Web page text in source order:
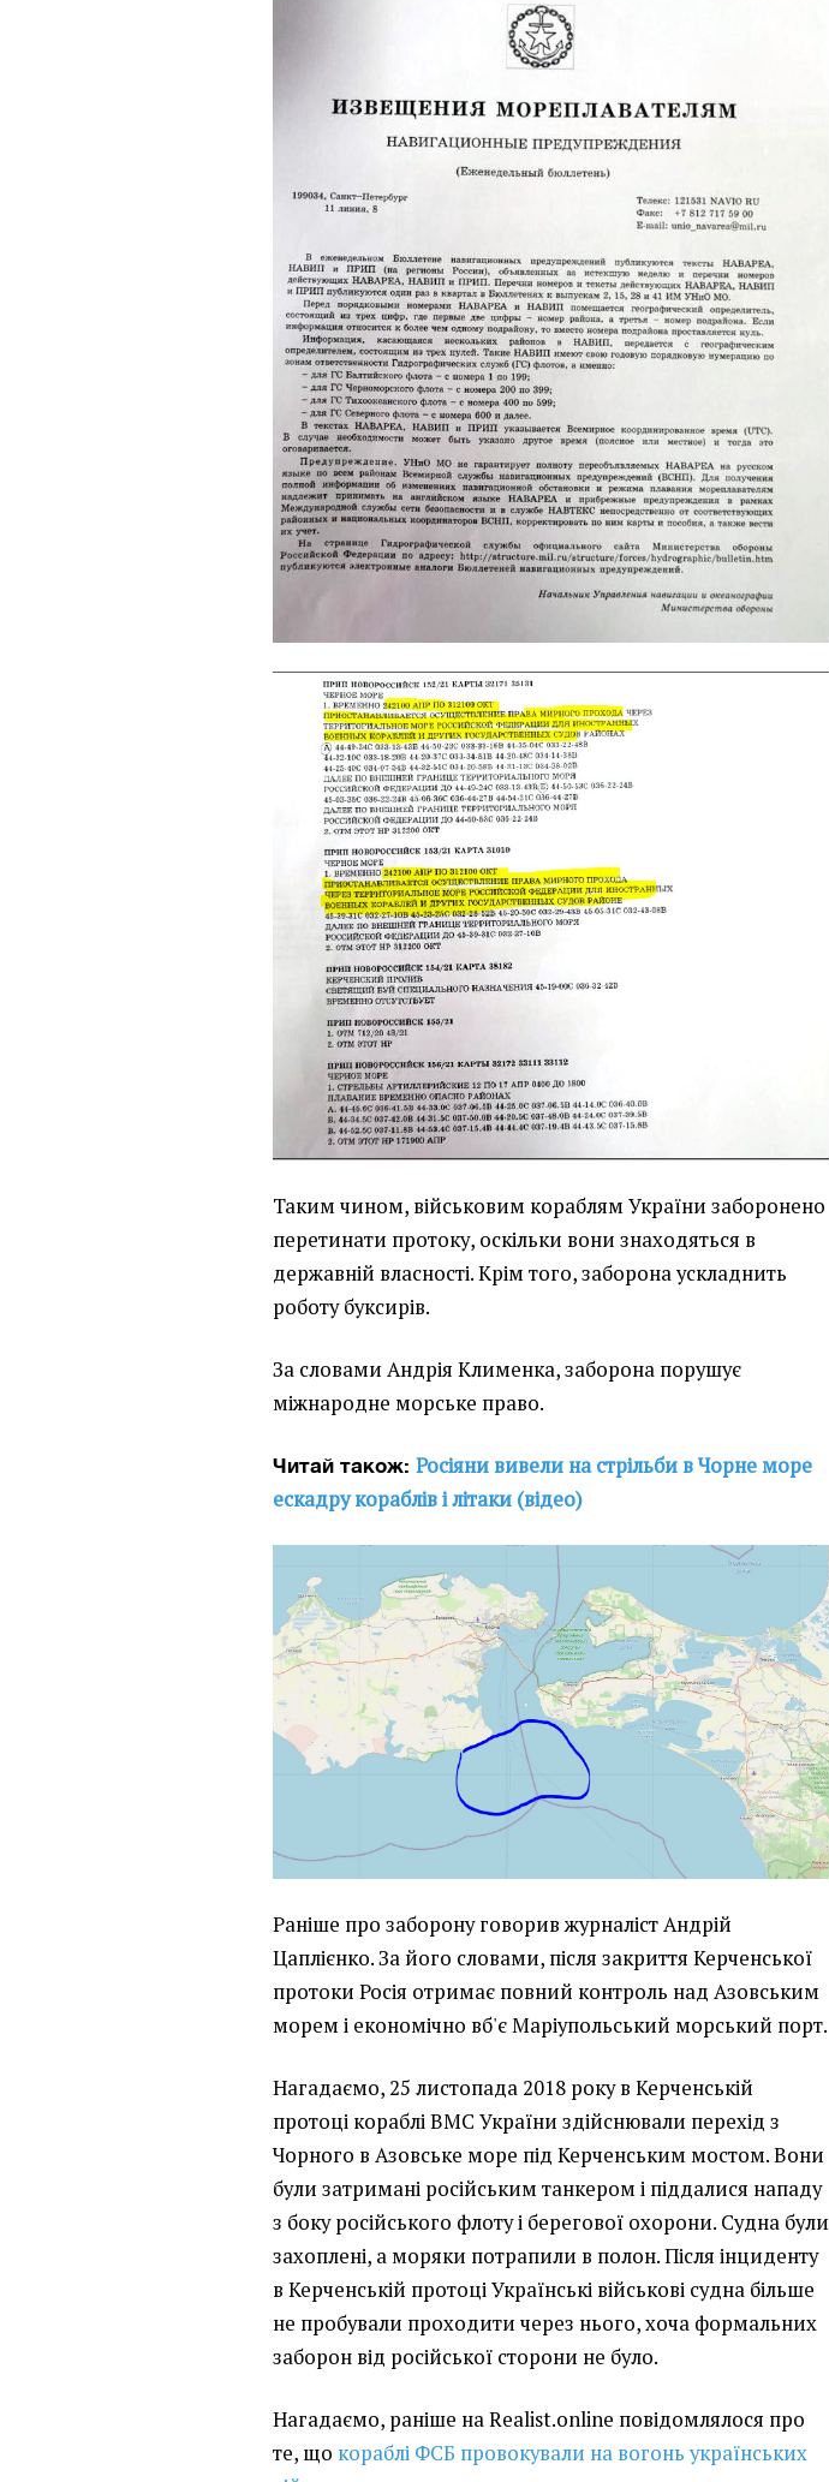
Таким чином, військовим кораблям України заборонено
перетинати протоку, оскільки вони знаходяться в
державній власності. Крім того, заборона ускладнить
роботу буксирів.
За словами Андрія Клименка, заборона порушує
міжнародне морське право.
Читай також:Росіяни вивели на стрільби в Чорне море
ескадру кораблів і літаки (відео)
Раніше про заборону говорив журналіст Андрій
Цаплієнко. За його словами, після закриття Керченської
протоки Росія отримає повний контроль над Азовським
морем і економічно вб'є Маріупольський морський порт.
Нагадаємо, 25 листопада 2018 року в Керченській
протоці кораблі ВМС України здійснювали перехід з
Чорного в Азовське море під Керченським мостом. Вони
були затримані російським танкером і піддалися нападу
з боку російського флоту і берегової охорони. Судна були
захоплені, а моряки потрапили в полон. Після інциденту
в Керченській протоці Українські військові судна більше
не пробували проходити через нього, хоча формальних
заборон від російської сторони не було.
Нагадаємо, раніше на Realist.online повідомлялося про
те, що кораблі ФСБ провокували на вогонь українських